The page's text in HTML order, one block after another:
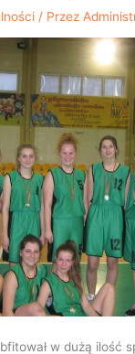
/ Przez
w dużą ilość